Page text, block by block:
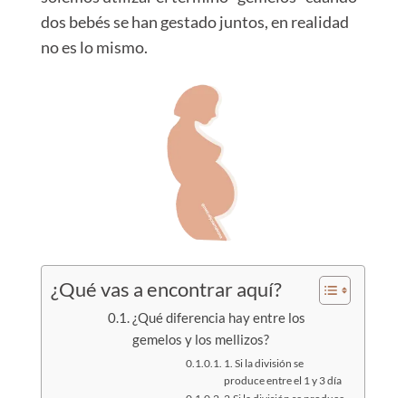
dos bebés se han gestado juntos, en realidad
no es lo mismo.
¿Qué vas a encontrar aquí?
¿Qué diferencia hay entre los
gemelos y los mellizos?
1. Si la división se
produce entre el 1 y 3 día